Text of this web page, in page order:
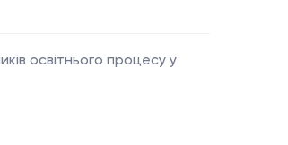
освітнього процесу у